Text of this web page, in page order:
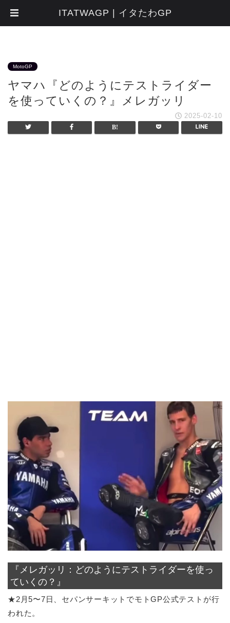
MotoGP
ヤマハ『どのようにテストライダー
を使っていくの？』メレガッリ
2025-02-10
『メレガッリ：どのようにテストライダーを使っ
ていくの？』
★2月5〜7日、セパンサーキットでモトGP公式テストが行
われた。
ITATWAGP | イタたわGP